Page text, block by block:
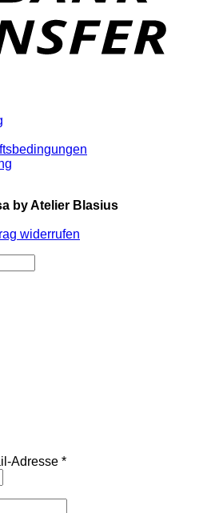
by Atelier Blasius
widerrufen
Adresse *Erforderlich